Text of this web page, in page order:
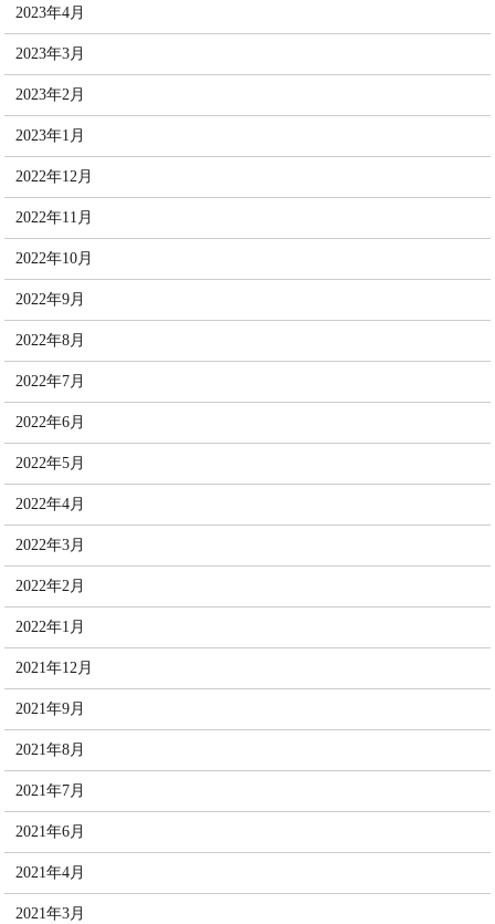
2023年4月
2023年3月
2023年2月
2023年1月
2022年12月
2022年11月
2022年10月
2022年9月
2022年8月
2022年7月
2022年6月
2022年5月
2022年4月
2022年3月
2022年2月
2022年1月
2021年12月
2021年9月
2021年8月
2021年7月
2021年6月
2021年4月
2021年3月